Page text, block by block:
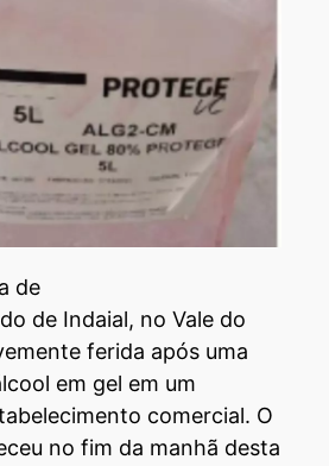
de
de Indaial, no Vale do
ferida após uma
em gel em um
comercial. O
no fim da manhã desta